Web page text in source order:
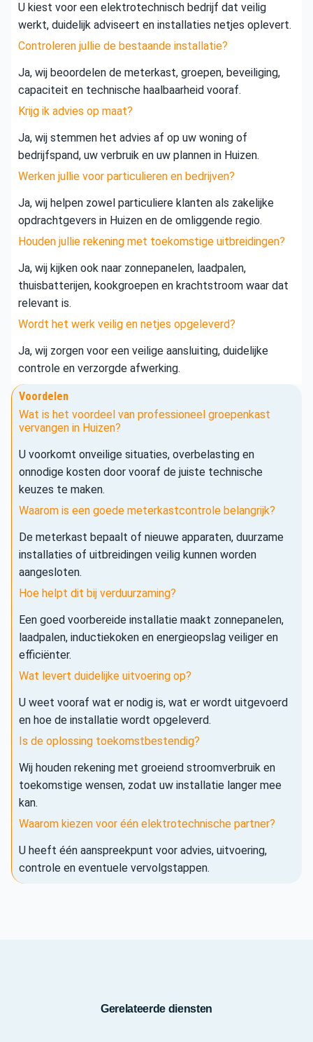
U kiest voor een elektrotechnisch bedrijf dat veilig
werkt, duidelijk adviseert en installaties netjes oplevert.
Controleren jullie de bestaande installatie?
Ja, wij beoordelen de meterkast, groepen, beveiliging,
capaciteit en technische haalbaarheid vooraf.
Krijg ik advies op maat?
Ja, wij stemmen het advies af op uw woning of
bedrijfspand, uw verbruik en uw plannen in Huizen.
Werken jullie voor particulieren en bedrijven?
Ja, wij helpen zowel particuliere klanten als zakelijke
opdrachtgevers in Huizen en de omliggende regio.
Houden jullie rekening met toekomstige uitbreidingen?
Ja, wij kijken ook naar zonnepanelen, laadpalen,
thuisbatterijen, kookgroepen en krachtstroom waar dat
relevant is.
Wordt het werk veilig en netjes opgeleverd?
Ja, wij zorgen voor een veilige aansluiting, duidelijke
controle en verzorgde afwerking.
Voordelen
Wat is het voordeel van professioneel groepenkast
vervangen in Huizen?
U voorkomt onveilige situaties, overbelasting en
onnodige kosten door vooraf de juiste technische
keuzes te maken.
Waarom is een goede meterkastcontrole belangrijk?
De meterkast bepaalt of nieuwe apparaten, duurzame
installaties of uitbreidingen veilig kunnen worden
aangesloten.
Hoe helpt dit bij verduurzaming?
Een goed voorbereide installatie maakt zonnepanelen,
laadpalen, inductiekoken en energieopslag veiliger en
efficiënter.
Wat levert duidelijke uitvoering op?
U weet vooraf wat er nodig is, wat er wordt uitgevoerd
en hoe de installatie wordt opgeleverd.
Is de oplossing toekomstbestendig?
Wij houden rekening met groeiend stroomverbruik en
toekomstige wensen, zodat uw installatie langer mee
kan.
Waarom kiezen voor één elektrotechnische partner?
U heeft één aanspreekpunt voor advies, uitvoering,
controle en eventuele vervolgstappen.
Gerelateerde diensten